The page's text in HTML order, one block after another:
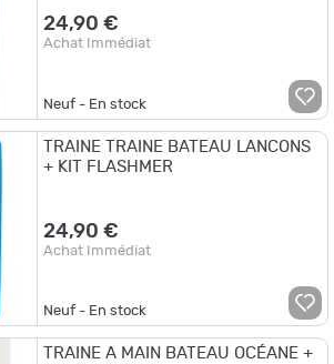
24,90 €
Achat Immédiat
Neuf - En stock
TRAINE TRAINE BATEAU LANCONS
+ KIT FLASHMER
24,90 €
Achat Immédiat
Neuf - En stock
TRAINE A MAIN BATEAU OCÉANE +